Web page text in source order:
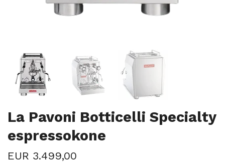
La Pavoni Botticelli Specialty
espressokone
EUR 3.499,00